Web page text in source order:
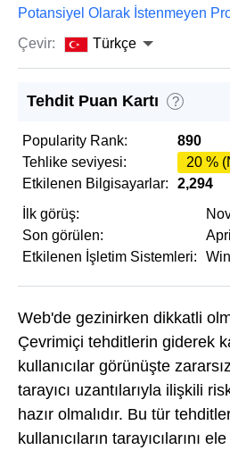
Potansiyel Olarak İstenmeyen
Çevir:
Türkçe
Tehdit Puan Kartı ?
Popularity Rank:
890
Tehlike seviyesi:
20 %
Etkilenen Bilgisayarlar:
2,294
İlk görüş:
Son görülen:
Etkilenen İşletim Sistemleri:
Web'de gezinirken dikkatli
Çevrimiçi tehditlerin giderek
kullanıcılar görünüşte
tarayıcı uzantılarıyla ilişkili
hazır olmalıdır. Bu tür
kullanıcıların tarayıcılarını